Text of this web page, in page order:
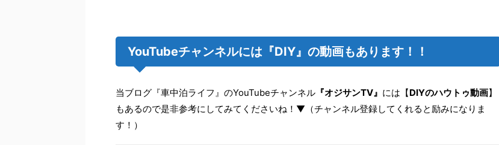
YouTubeチャンネルには『DIY』の動画もあります！！
当ブログ『車中泊ライフ』のYouTubeチャンネル 『オジサンTV』 には【DIYのハウトゥ動画】
もあるので是非参考にしてみてくださいね！▼（チャンネル登録してくれると励みになりま
す！）